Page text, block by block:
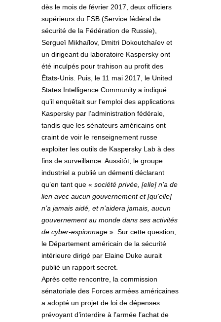
dès le mois de février 2017, deux officiers
supérieurs du FSB (Service fédéral de
sécurité de la Fédération de Russie),
Sergueï Mikhaïlov, Dmitri Dokoutchaïev et
un dirigeant du laboratoire Kaspersky ont
été inculpés pour trahison au profit des
États-Unis. Puis, le 11 mai 2017, le United
States Intelligence Community a indiqué
qu’il enquêtait sur l’emploi des applications
Kaspersky par l’administration fédérale,
tandis que les sénateurs américains ont
craint de voir le renseignement russe
exploiter les outils de Kaspersky Lab à des
fins de surveillance. Aussitôt, le groupe
industriel a publié un démenti déclarant
qu’en tant que « société privée, [elle] n’a de
lien avec aucun gouvernement et [qu’elle]
n’a jamais aidé, et n’aidera jamais, aucun
gouvernement au monde dans ses activités
de cyber-espionnage ». Sur cette question,
le Département américain de la sécurité
intérieure dirigé par Elaine Duke aurait
publié un rapport secret.
Après cette rencontre, la commission
sénatoriale des Forces armées américaines
a adopté un projet de loi de dépenses
prévoyant d’interdire à l’armée l’achat de